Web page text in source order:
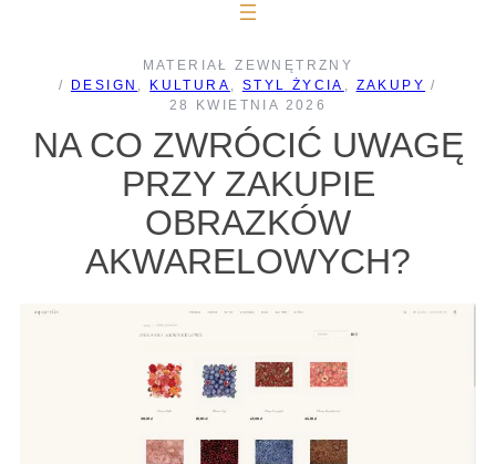
MATERIAŁ ZEWNĘTRZNY
/
DESIGN , KULTURA , STYL ŻYCIA , ZAKUPY /
28 KWIETNIA 2026
NA CO ZWRÓCIĆ UWAGĘ
PRZY ZAKUPIE
OBRAZKÓW
AKWARELOWYCH?